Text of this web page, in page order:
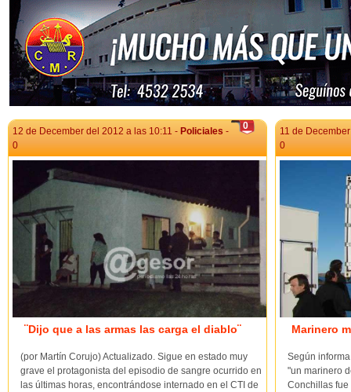
0
12 de December del 2012 a las 10:11 - Policiales -
0
¨Dijo que a las armas las carga el diablo¨
(por Martín Corujo) Actualizado. Sigue en estado muy
grave el protagonista del episodio de sangre ocurrido en
las últimas horas, encontrándose internado en el CTI de
11 de
0
Marinero
Según
"un marinero
Conchillas